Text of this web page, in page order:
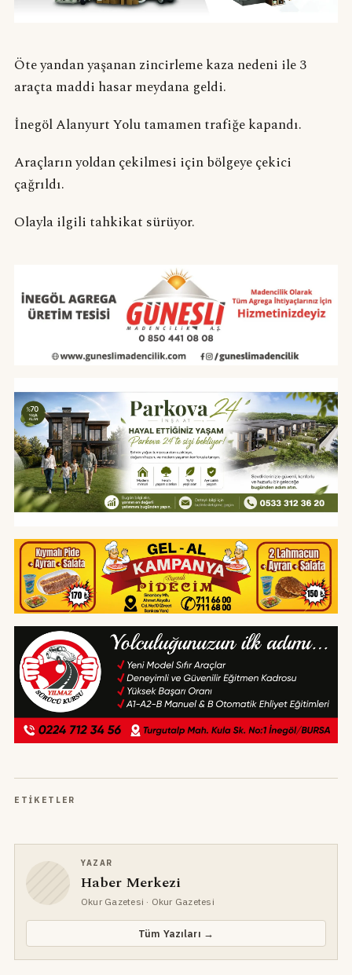
Öte yandan yaşanan zincirleme kaza nedeni ile 3
araçta maddi hasar meydana geldi.
İnegöl Alanyurt Yolu tamamen trafiğe kapandı.
Araçların yoldan çekilmesi için bölgeye çekici
çağrıldı.
Olayla ilgili tahkikat sürüyor.
ETIKETLER
YAZAR
Haber Merkezi
Okur Gazetesi · Okur Gazetesi
Tüm Yazıları →